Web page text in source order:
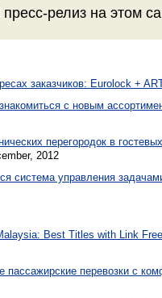
пресс-релиз на этом
заказчиков: Eurolock +
с новым
перегородок в
2012
система управления
Best Titles with Link
перевозки с